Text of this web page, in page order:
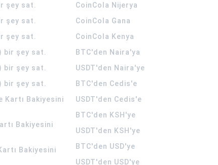
şey sat.
şey sat.
şey sat.
bir şey sat.
bir şey sat.
bir şey sat.
Kartı Bakiyesini
Bakiyesini
Bakiyesini
CoinCola Nijerya
CoinCola Gana
CoinCola Kenya
BTC'den Naira'ya
USDT'den Naira'ye
BTC'den Cedis'e
USDT'den Cedis'e
BTC'den KSH'ye
USDT'den KSH'ye
BTC'den USD'ye
USDT'den USD'ye